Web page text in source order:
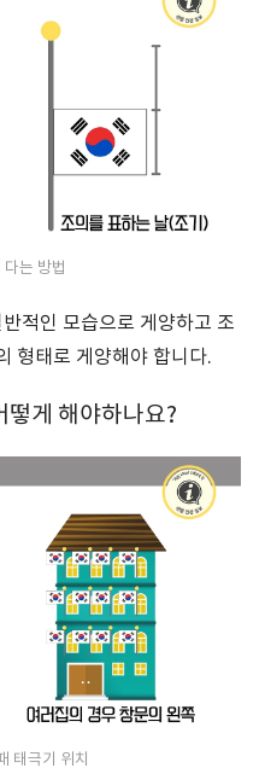
다는 방법
적인 모습으로 게양하고 조
형태로 게양해야 합니다.
떻게 해야하나요?
태극기 위치